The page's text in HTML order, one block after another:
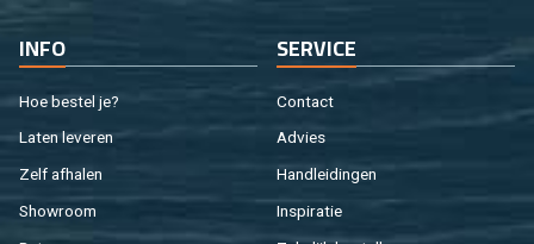
INFO
Hoe be­stel je?
Laten le­ve­ren
Zelf af­ha­len
Show­room
SER­VI­CE
Con­tact
Ad­vies
Hand­lei­din­gen
In­spi­ra­tie